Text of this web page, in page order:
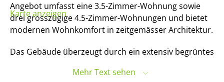
Karte anzeigen
Angebot umfasst eine 3.5-Zimmer-Wohnung sowie
drei grosszügige 4.5-Zimmer-Wohnungen und bietet
modernen Wohnkomfort in zeitgemässer Architektur.
Das Gebäude überzeugt durch ein extensiv begrüntes
Wärmeerzeugung mittels Wärmepumpe mit
Mehr Text sehen